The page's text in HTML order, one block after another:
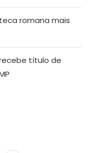
romana mais
título de